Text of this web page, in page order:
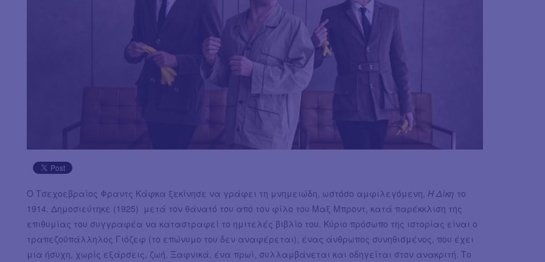
Ο Τσεχοεβραίος Φραντς Κάφκα ξεκίνησε να γράφει τη μνημειώδη, ωστόσο αμφιλεγόμενη, Η Δίκη το
1914. Δημοσιεύτηκε (1925) μετά τον θάνατό του από τον φίλο του Μαξ Μπροντ, κατά παρέκκλιση της
επιθυμίας του συγγραφέα να καταστραφεί το ημιτελές βιβλίο του. Κύριο πρόσωπο της ιστορίας είναι ο
τραπεζοϋπάλληλος Γιόζεφ (το επώνυμο του δεν αναφέρεται), ένας άνθρωπος συνηθισμένος, που έχει
μια ήσυχη, χωρίς εξάρσεις, ζωή. Ξαφνικά, ένα πρωί, συλλαμβάνεται και οδηγείται στον ανακριτή. Το